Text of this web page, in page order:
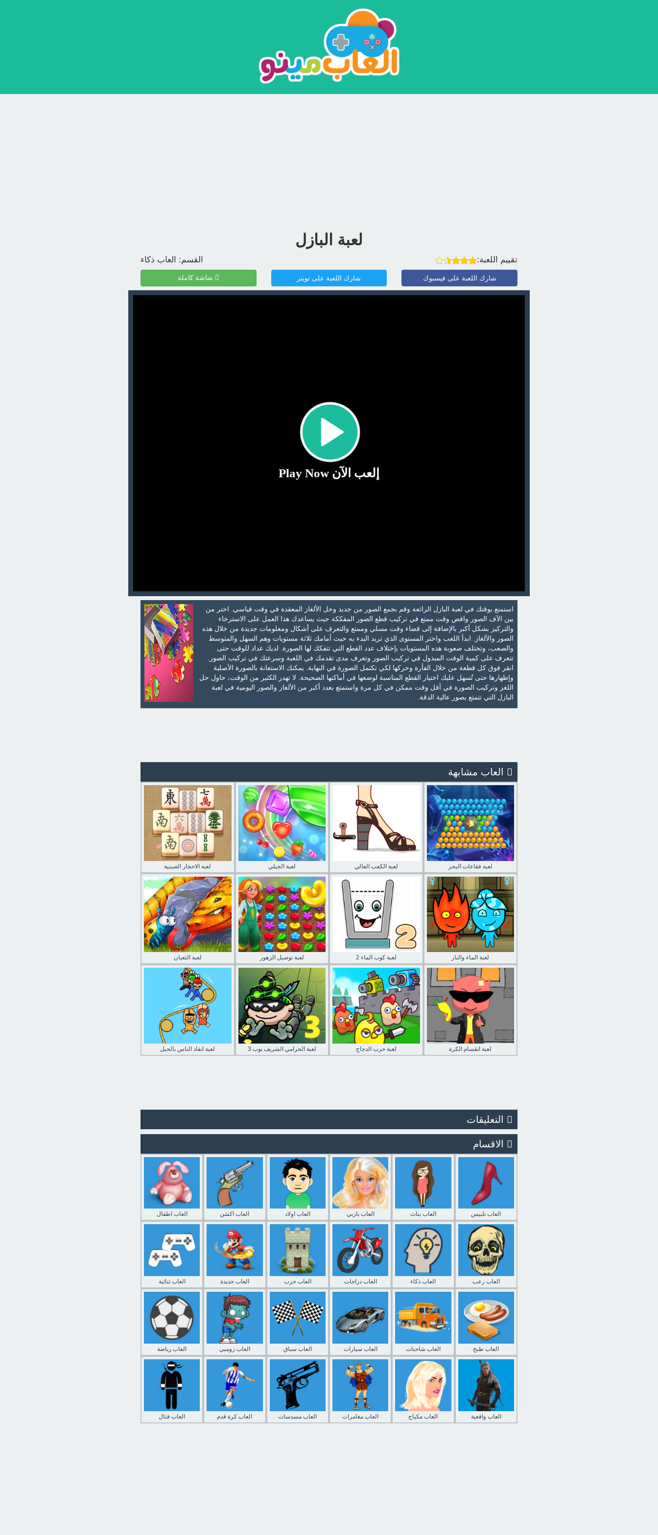
لعبة البازل
القسم: العاب ذكاء تقييم اللعبة:
شاشة كاملة شارك اللعبة على تويتر شارك اللعبة على فيسبوك
إلعب الآن Play Now
استمتع بوقتك في لعبة البازل الرائعة وقم بجمع الصور من جديد وحل الألغاز المعقدة في وقت قياسي. اختر من
بين الآف الصور واقض وقت ممتع في تركيب قطع الصور المفككة حيث يساعدك هذا العمل على الاسترخاء
والتركيز بشكل أكبر بالإضافة إلى قضاء وقت مسلي وممتع والتعرف على أشكال ومعلومات جديدة من خلال هذه
الصور والألغاز. ابدأ اللعب واختر المستوى الذي تريد البدء به حيث أمامك ثلاثة مستويات وهم السهل والمتوسط
والصعب، وتختلف صعوبة هذه المستويات بإختلاف عدد القطع التي تتفكك لها الصورة. لديك عداد للوقت حتى
تتعرف على كمية الوقت المبذول في تركيب الصور وتعرف مدى تقدمك في اللعبة وسرعتك في تركيب الصور.
انقر فوق كل قطعة من خلال الفأرة وحركها لكي تكتمل الصورة في النهاية. يمكنك الاستعانة بالصورة الأصلية
وإظهارها حتى تُسهل عليك اختيار القطع المناسبة لوضعها في أماكنها الصحيحة. لا تهدر الكثير من الوقت، حاول حل
اللغز وتركيب الصورة في أقل وقت ممكن في كل مرة واستمتع بعدد أكبر من الألغاز والصور اليومية في لعبة
البازل التي تتمتع بصور عالية الدقة.
العاب مشابهة
لعبة الاحجار الصينية لعبة الجيلي لعبة الكعب العالي لعبة فقاعات البحر
لعبة الثعبان لعبة توصيل الزهور لعبة كوب الماء 2 لعبة الماء والنار
لعبة انقاذ الناس بالحبل لعبة الحرامي الشريف بوب 3 لعبة حرب الدجاج لعبة انقسام الكرة
التعليقات
الاقسام
العاب اطفال العاب اكشن العاب اولاد العاب باربي العاب بنات العاب تلبيس
العاب ثنائية العاب جديدة العاب حرب العاب دراجات العاب ذكاء العاب رعب
العاب رياضة العاب زومبي العاب سباق العاب سيارات العاب شاحنات العاب طبخ
العاب قتال العاب كرة قدم العاب مسدسات العاب مغامرات العاب مكياج العاب واقعية